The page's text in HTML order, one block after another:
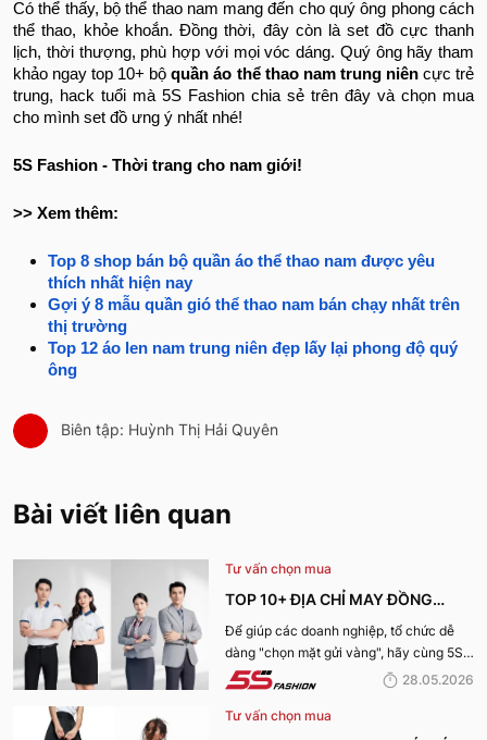
Bộ quần áo thể thao nam trung niên An Phước bao gồm item
áo jacket và quần jogger. Item áo sở hữu kiểu dáng cổ đứng
thanh lịch, lịch sự. Chất liệu trang phục được làm từ sợi Cotton
tự nhiên với độ bền cao, êm ái, co giãn tốt, mang lại sự thoải
mái, dễ chịu khi mặc.
Thông tin sản phẩm:
Thương hiệu
Giá tham khảo: 2.338.000 VNĐ
Tổng kết
Có thể thấy, bộ thể thao nam mang đến cho quý ông phong cách
thể thao, khỏe khoắn. Đồng thời, đây còn là set đồ cực thanh
trung, hack tuổi mà 5S Fashion chia sẻ trên đây và chọn mua
cho mình set đồ ưng ý nhất nhé!
5S Fashion - Thời trang cho nam giới!
Top 8 shop bán bộ quần áo thể thao nam được yêu
thích nhất hiện nay
Gợi ý 8 mẫu quần gió thể thao nam bán chạy nhất trên
thị trường
Top 12 áo len nam trung niên đẹp lấy lại phong độ quý
ông